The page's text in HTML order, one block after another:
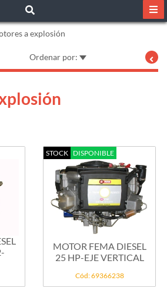
a explosión
Ordenar por:
STOCK DISPONIBLE
MOTOR FEMA DIESEL
25 HP-EJE VERTICAL
Cód: 69366238